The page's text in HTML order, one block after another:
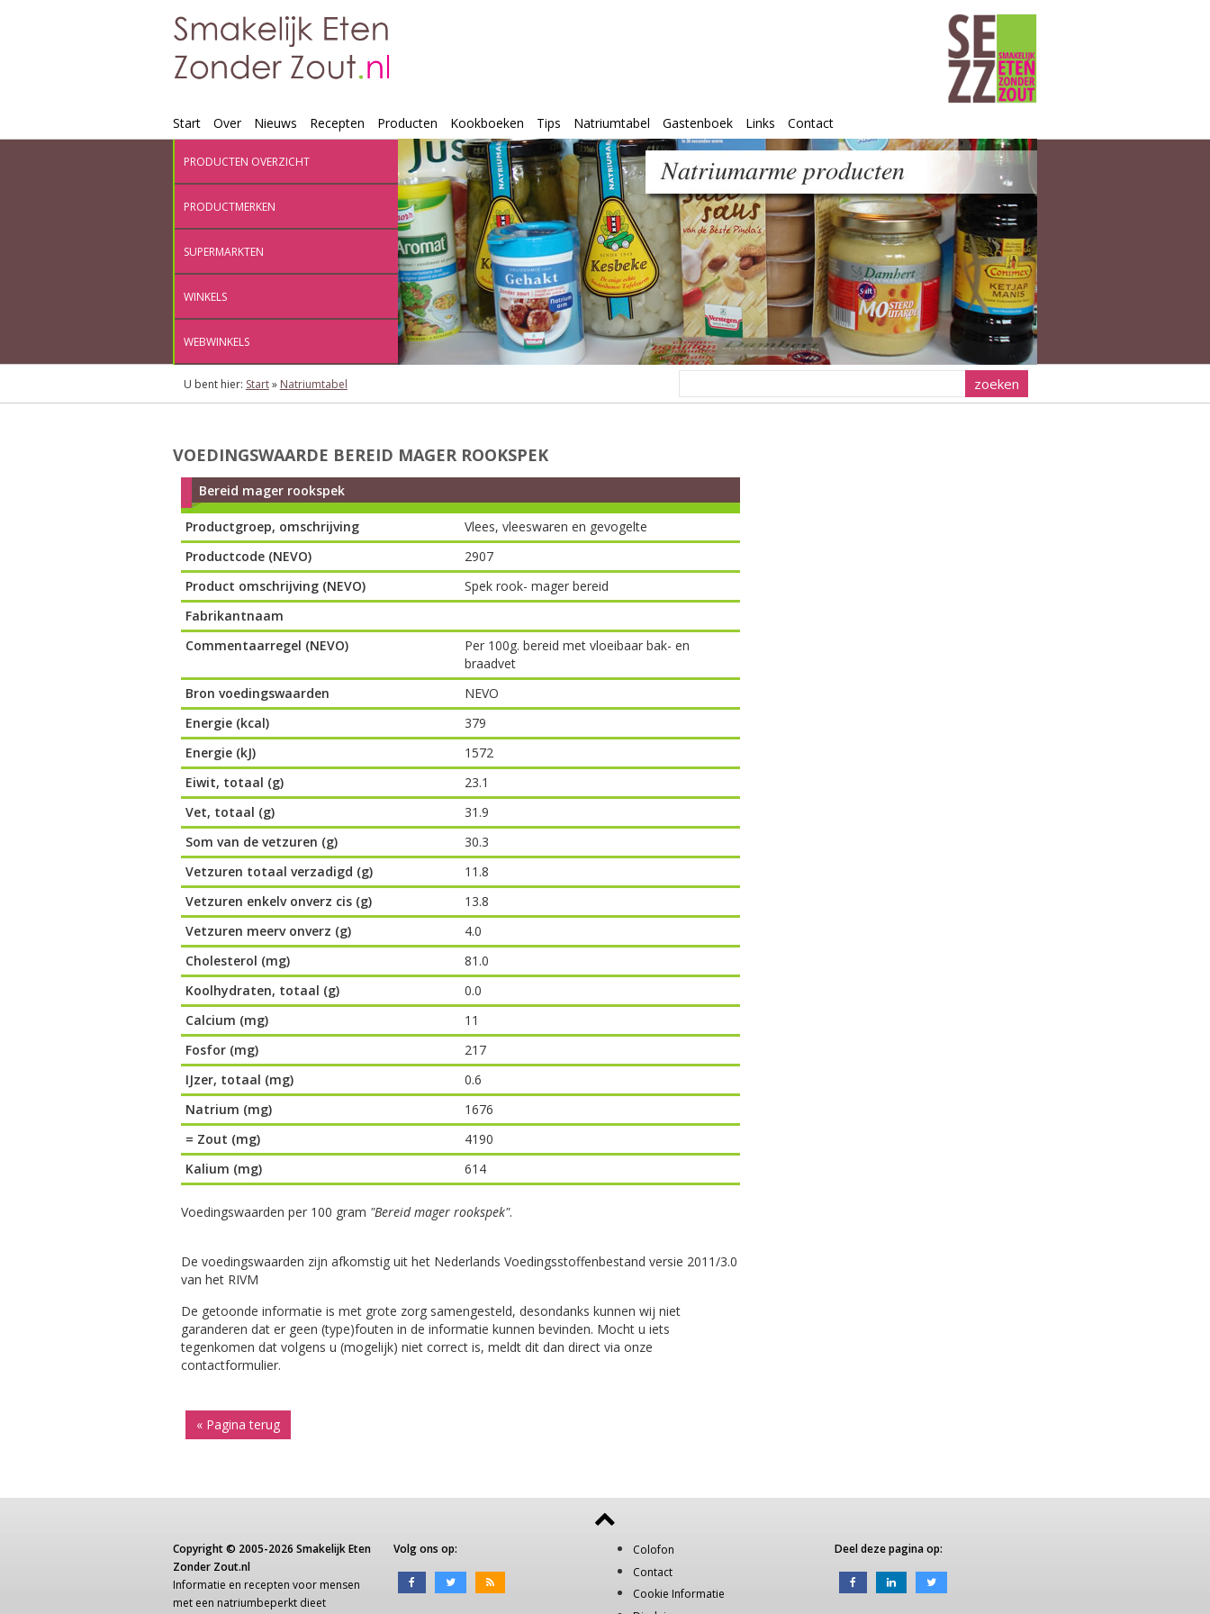
Start Over Nieuws Recepten Producten Kookboeken Tips Natriumtabel Gastenboek Links Contact
PRODUCTEN OVERZICHT
PRODUCTMERKEN
SUPERMARKTEN
WINKELS
WEBWINKELS
U bent hier: Start» Natriumtabel
VOEDINGSWAARDE BEREID MAGER ROOKSPEK
Bereid mager rookspek
Productgroep, omschrijving
Vlees, vleeswaren en gevogelte
Productcode (NEVO)
2907
Product omschrijving (NEVO)
Spek rook- mager bereid
Fabrikantnaam
Commentaarregel (NEVO)
Per 100g. bereid met vloeibaar bak- en
braadvet
Bron voedingswaarden
NEVO
Energie (kcal)
379
Energie (kJ)
1572
Eiwit, totaal (g)
23.1
Vet, totaal (g)
31.9
Som van de vetzuren (g)
30.3
Vetzuren totaal verzadigd (g)
11.8
Vetzuren enkelv onverz cis (g)
13.8
Vetzuren meerv onverz (g)
4.0
Cholesterol (mg)
81.0
Koolhydraten, totaal (g)
0.0
Calcium (mg)
11
Fosfor (mg)
217
IJzer, totaal (mg)
0.6
Natrium (mg)
1676
= Zout (mg)
4190
Kalium (mg)
614
Voedingswaarden per 100 gram "Bereid mager rookspek".
De voedingswaarden zijn afkomstig uit het Nederlands Voedingsstoffenbestand versie 2011/3.0
van het RIVM
De getoonde informatie is met grote zorg samengesteld, desondanks kunnen wij niet
garanderen dat er geen (type)fouten in de informatie kunnen bevinden. Mocht u iets
tegenkomen dat volgens u (mogelijk) niet correct is, meldt dit dan direct via onze
contactformulier.
« Pagina terug
Copyright © 2005-2026 Smakelijk Eten
Zonder Zout.nl
Informatie en recepten voor mensen
met een natriumbeperkt dieet
Volg ons op:
Colofon
Contact
Cookie Informatie
Deel deze pagina op: